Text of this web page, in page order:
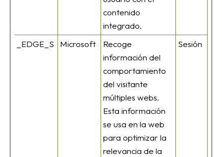
contenido
integrado.
_EDGE_S Microsoft
Recoge
información del
comportamiento
del visitante
múltiples webs.
Esta información
se usa en la web
para optimizar la
relevancia de la
Sesión